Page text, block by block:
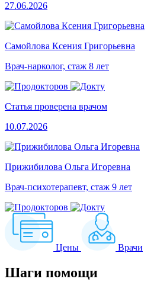
27.06.2026
Самойлова Ксения Григорьевна
Врач-нарколог, стаж 8 лет
Статья проверена врачом
10.07.2026
Прижибилова Ольга Игоревна
Врач-психотерапевт, стаж 9 лет
Цены Врачи
Шаги помощи